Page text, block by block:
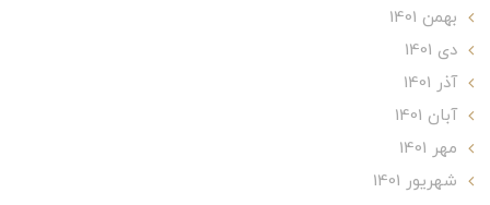
بهمن 1401
دی 1401
آذر 1401
آبان 1401
مهر 1401
شهریور 1401